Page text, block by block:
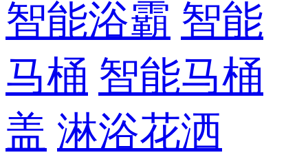
智能浴霸 智能
马桶 智能马桶
盖 淋浴花洒